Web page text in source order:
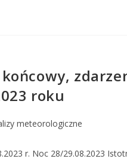
końcowy,
roku
meteorologiczne
r. Noc 28/29.08.2023